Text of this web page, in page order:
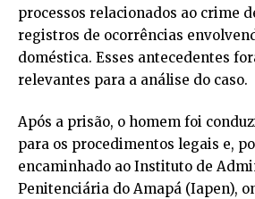
processos relacionados ao crime
registros de ocorrências
doméstica. Esses antecedentes
relevantes para a análise do caso.
Após a prisão, o homem foi
para os procedimentos legais e,
encaminhado ao Instituto de
Penitenciária do Amapá (Iapen),